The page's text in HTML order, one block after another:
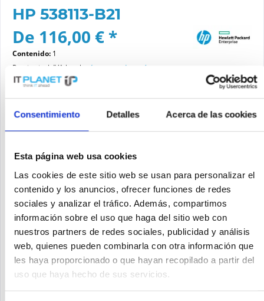
Consentimiento Detalles Acerca de las cookies
Esta página web usa cookies
Las cookies de este sitio web se usan para personalizar el
contenido y los anuncios, ofrecer funciones de redes
sociales y analizar el tráfico. Además, compartimos
información sobre el uso que haga del sitio web con
nuestros partners de redes sociales, publicidad y análisis
web, quienes pueden combinarla con otra información que
les haya proporcionado o que hayan recopilado a partir del
uso que haya hecho de sus servicios.
HP 538113-B21
De 116,00 € *
Contenido: 1
Precios incl. IVA legal
más gastos de envío
Por favor elige una variante
nuevo
Añadir a la cesta de la compra
SOLICITE UN PRECIO
Recordar Solicitud de oferta de articulo
Fabricante No: 538113-B21